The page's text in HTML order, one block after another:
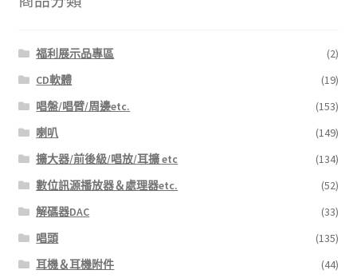
福利展示品專區
(2)
CD軟體
(19)
唱盤/唱臂/周邊etc.
(153)
喇叭
(149)
擴大器/前後級/唱放/耳擴 etc
(134)
數位訊源播放器＆處理器etc.
(52)
解碼器DAC
(33)
唱頭
(135)
耳機＆耳機附件
(44)